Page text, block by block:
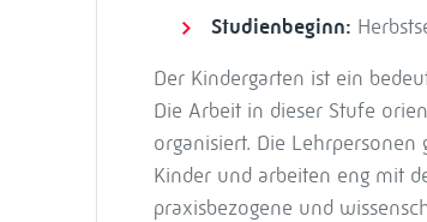
Studienbeginn:
Der Kindergarten ist ein
Die Arbeit in dieser Stufe
organisiert. Die
Kinder und arbeiten eng mit
praxisbezogene und